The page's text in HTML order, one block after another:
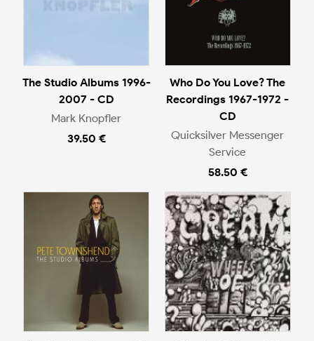
The Studio Albums 1996-
2007 - CD
Mark Knopfler
39.50 €
Who Do You Love? The
Recordings 1967-1972 -
CD
Quicksilver Messenger
Service
58.50 €